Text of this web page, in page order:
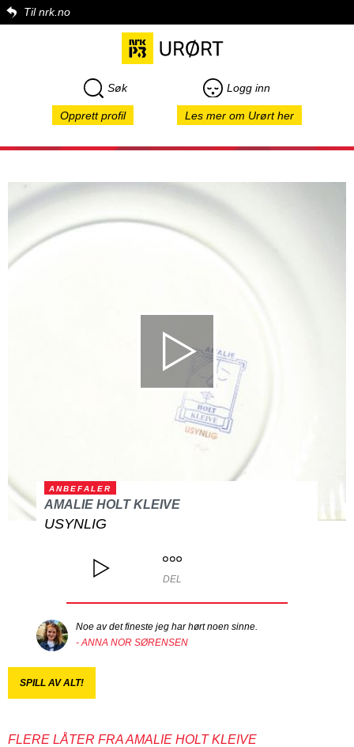
Til nrk.no
Søk Logg inn
Opprett profil Les mer om Urørt her
ANBEFALER
AMALIE HOLT KLEIVE
USYNLIG
DEL
Noe av det fineste jeg har hørt noen sinne.
- ANNA NOR SØRENSEN
SPILL AV ALT!
FLERE LÅTER FRA AMALIE HOLT KLEIVE